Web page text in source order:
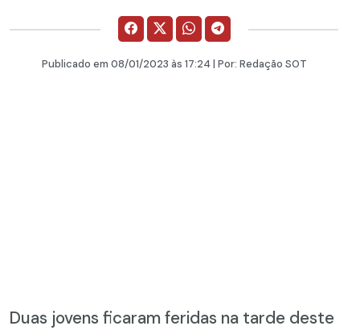
Publicado em 08/01/2023 às 17:24 | Por: Redação SOT
Duas jovens ficaram feridas na tarde deste